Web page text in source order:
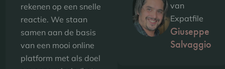
rekenen op een snelle
reactie. We staan
samen aan de basis
van een mooi online
platform met als doel
van
Expatfile
Giuseppe
Salvaggio